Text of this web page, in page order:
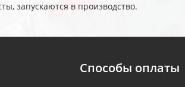
запускаются в производство.
Способы оплаты